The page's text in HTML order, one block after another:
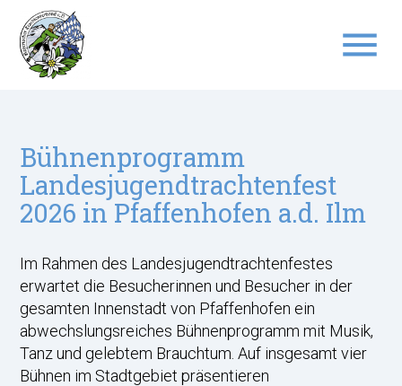
menu
Bühnenprogramm
Landesjugendtrachtenfest
2026 in Pfaffenhofen a.d. Ilm
Im Rahmen des Landesjugendtrachtenfestes
erwartet die Besucherinnen und Besucher in der
gesamten Innenstadt von Pfaffenhofen ein
abwechslungsreiches Bühnenprogramm mit Musik,
Tanz und gelebtem Brauchtum. Auf insgesamt vier
Bühnen im Stadtgebiet präsentieren